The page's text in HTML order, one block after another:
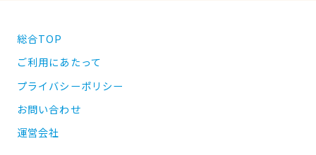
総合TOP
ご利用にあたって
プライバシーポリシー
お問い合わせ
運営会社